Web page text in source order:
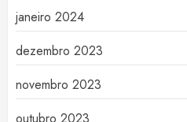
janeiro 2024
dezembro 2023
novembro 2023